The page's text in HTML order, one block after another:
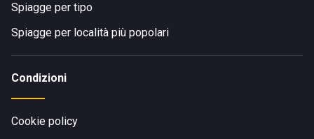
Spiagge per tipo
Spiagge per località più popolari
Condizioni
Cookie policy